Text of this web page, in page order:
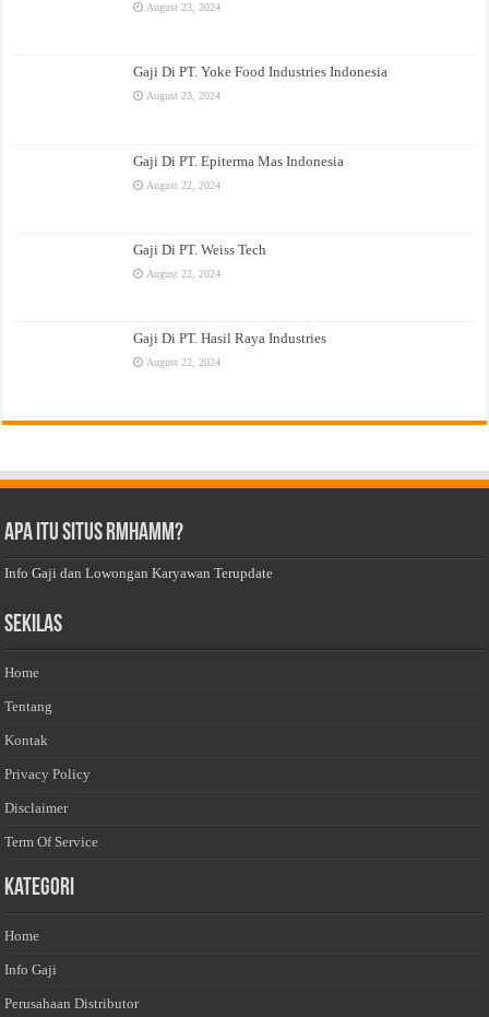
August 23, 2024
Gaji Di PT. Yoke Food Industries Indonesia
August 23, 2024
Gaji Di PT. Epiterma Mas Indonesia
August 22, 2024
Gaji Di PT. Weiss Tech
August 22, 2024
Gaji Di PT. Hasil Raya Industries
August 22, 2024
Apa Itu Situs Rmhamm?
Info Gaji dan Lowongan Karyawan Terupdate
Sekilas
Home
Tentang
Kontak
Privacy Policy
Disclaimer
Term Of Service
Kategori
Home
Info Gaji
Perusahaan Distributor